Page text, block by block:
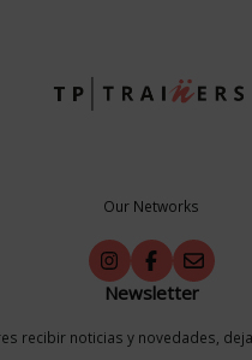
Our Networks
Newsletter
recibir noticias y novedades,